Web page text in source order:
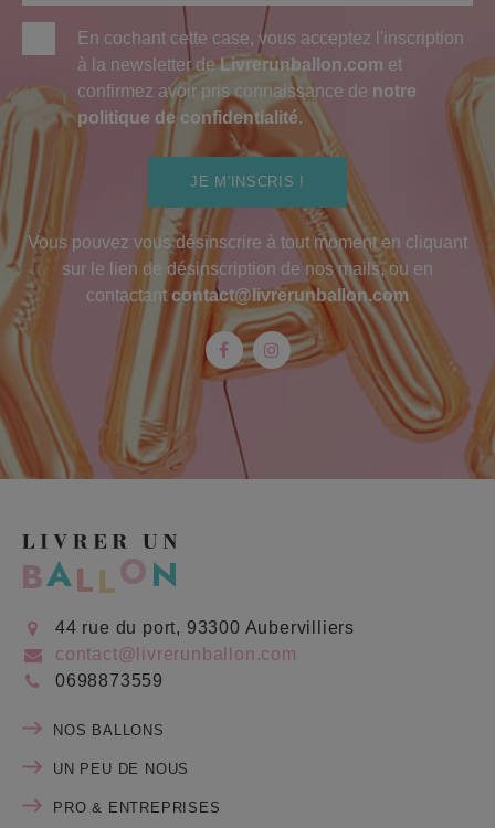
En cochant cette case, vous acceptez l'inscription
à la newsletter deLivrerunballon.com et
confirmez avoir pris connaissance de notre
politique de confidentialité.
JE M'INSCRIS !
Vous pouvez vous désinscrire à tout moment en cliquant
sur le lien de désinscription de nos mails, ou en
contactant contact@livrerunballon.com
FacebookInstagram
44 rue du port, 93300 Aubervilliers
contact@livrerunballon.com
0698873559
NOS BALLONS
UN PEU DE NOUS
PRO & ENTREPRISES